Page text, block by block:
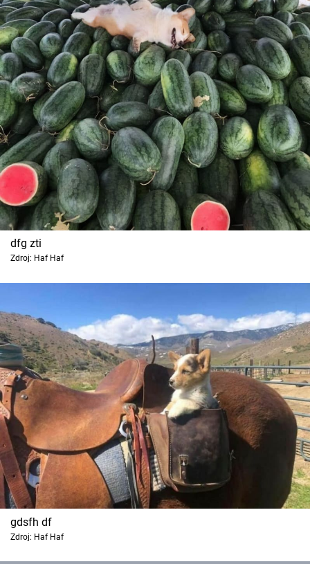
dfg zti
Zdroj: Haf Haf
gdsfh df
Zdroj: Haf Haf